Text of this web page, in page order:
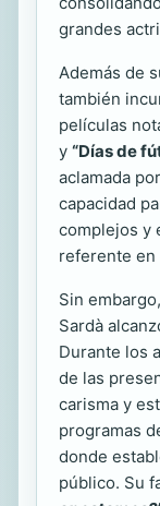
grandes
Además de
también
películas
y “Días de
aclamada
capacidad
complejos y
referente en
Sin
Sardà
Durante los
de las
carisma y
programas
donde
público. Su